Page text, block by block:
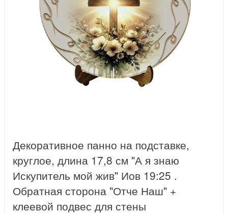
Декоративное панно на подставке,
круглое, длина 17,8 см "А я знаю
Искупитель мой жив" Иов 19:25 .
Обратная сторона "Отче Наш" +
клеевой подвес для стены